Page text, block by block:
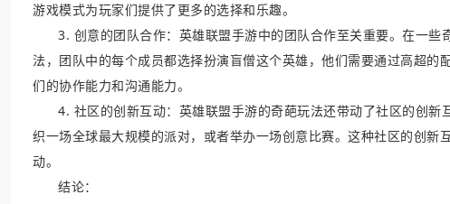
游戏模式为玩家们提供了更多的选择和乐趣。
3. 创意的团队合作：英雄联盟手游中的团队合作至关重要。在一
法，团队中的每个成员都选择扮演盲僧这个英雄，他们需要通过高超
们的协作能力和沟通能力。
4. 社区的创新互动：英雄联盟手游的奇葩玩法还带动了社区的创
织一场全球最大规模的派对，或者举办一场创意比赛。这种社区的创
动。
结论：